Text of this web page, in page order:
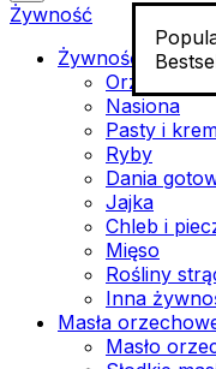
Żywność
Żywność
Orzechy
Nasiona
Pasty i
Ryby
Dania
Jajka
Chleb i
Mięso
Rośliny
Inna
Masła
Masło